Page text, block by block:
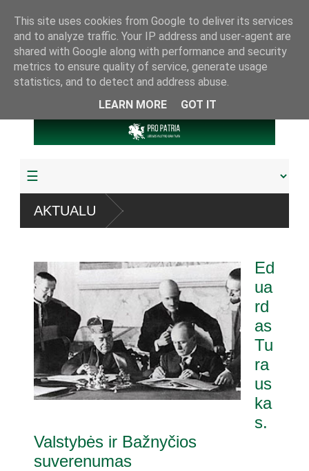
AKTUALU
referendumu
pat. referendumui dėl
Ed
ua
rd
as
Tu
ra
us
ka
s.
Valstybės ir Bažnyčios
suverenumas
This site uses cookies from Google to deliver its services
and to analyze traffic. Your IP address and user-agent are
shared with Google along with performance and security
metrics to ensure quality of service, generate usage
statistics, and to detect and address abuse.
LEARN MORE
GOT IT